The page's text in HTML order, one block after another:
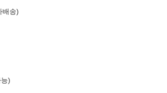
배송)
)